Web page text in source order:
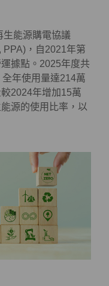
生能源購電協議
PPA)，自2021年第
據點。2025年度共
年使用量達214萬
2024年增加15萬
源的使用比率，以